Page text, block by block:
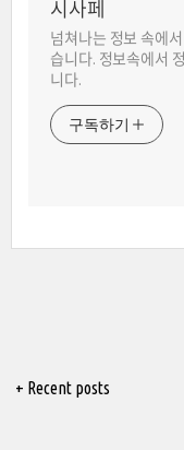
시사페
넘쳐나는 정보 속에
습니다. 정보속에서
니다.
구독하기
+ Recent posts